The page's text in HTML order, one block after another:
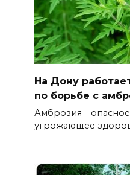
На Дону
по борьбе с
Амброзия –
угрожающее